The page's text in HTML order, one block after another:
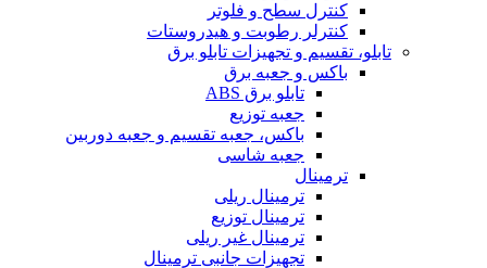
کنترل سطح و فلوتر
کنترلر رطوبت و هیدروستات
تابلو، تقسیم و تجهیزات تابلو برق
باکس و جعبه برق
تابلو برق ABS
جعبه توزیع
باکس، جعبه تقسیم و جعبه دوربین
جعبه شاسی
ترمینال
ترمینال ریلی
ترمینال توزیع
ترمینال غیر ریلی
تجهیزات جانبی ترمینال